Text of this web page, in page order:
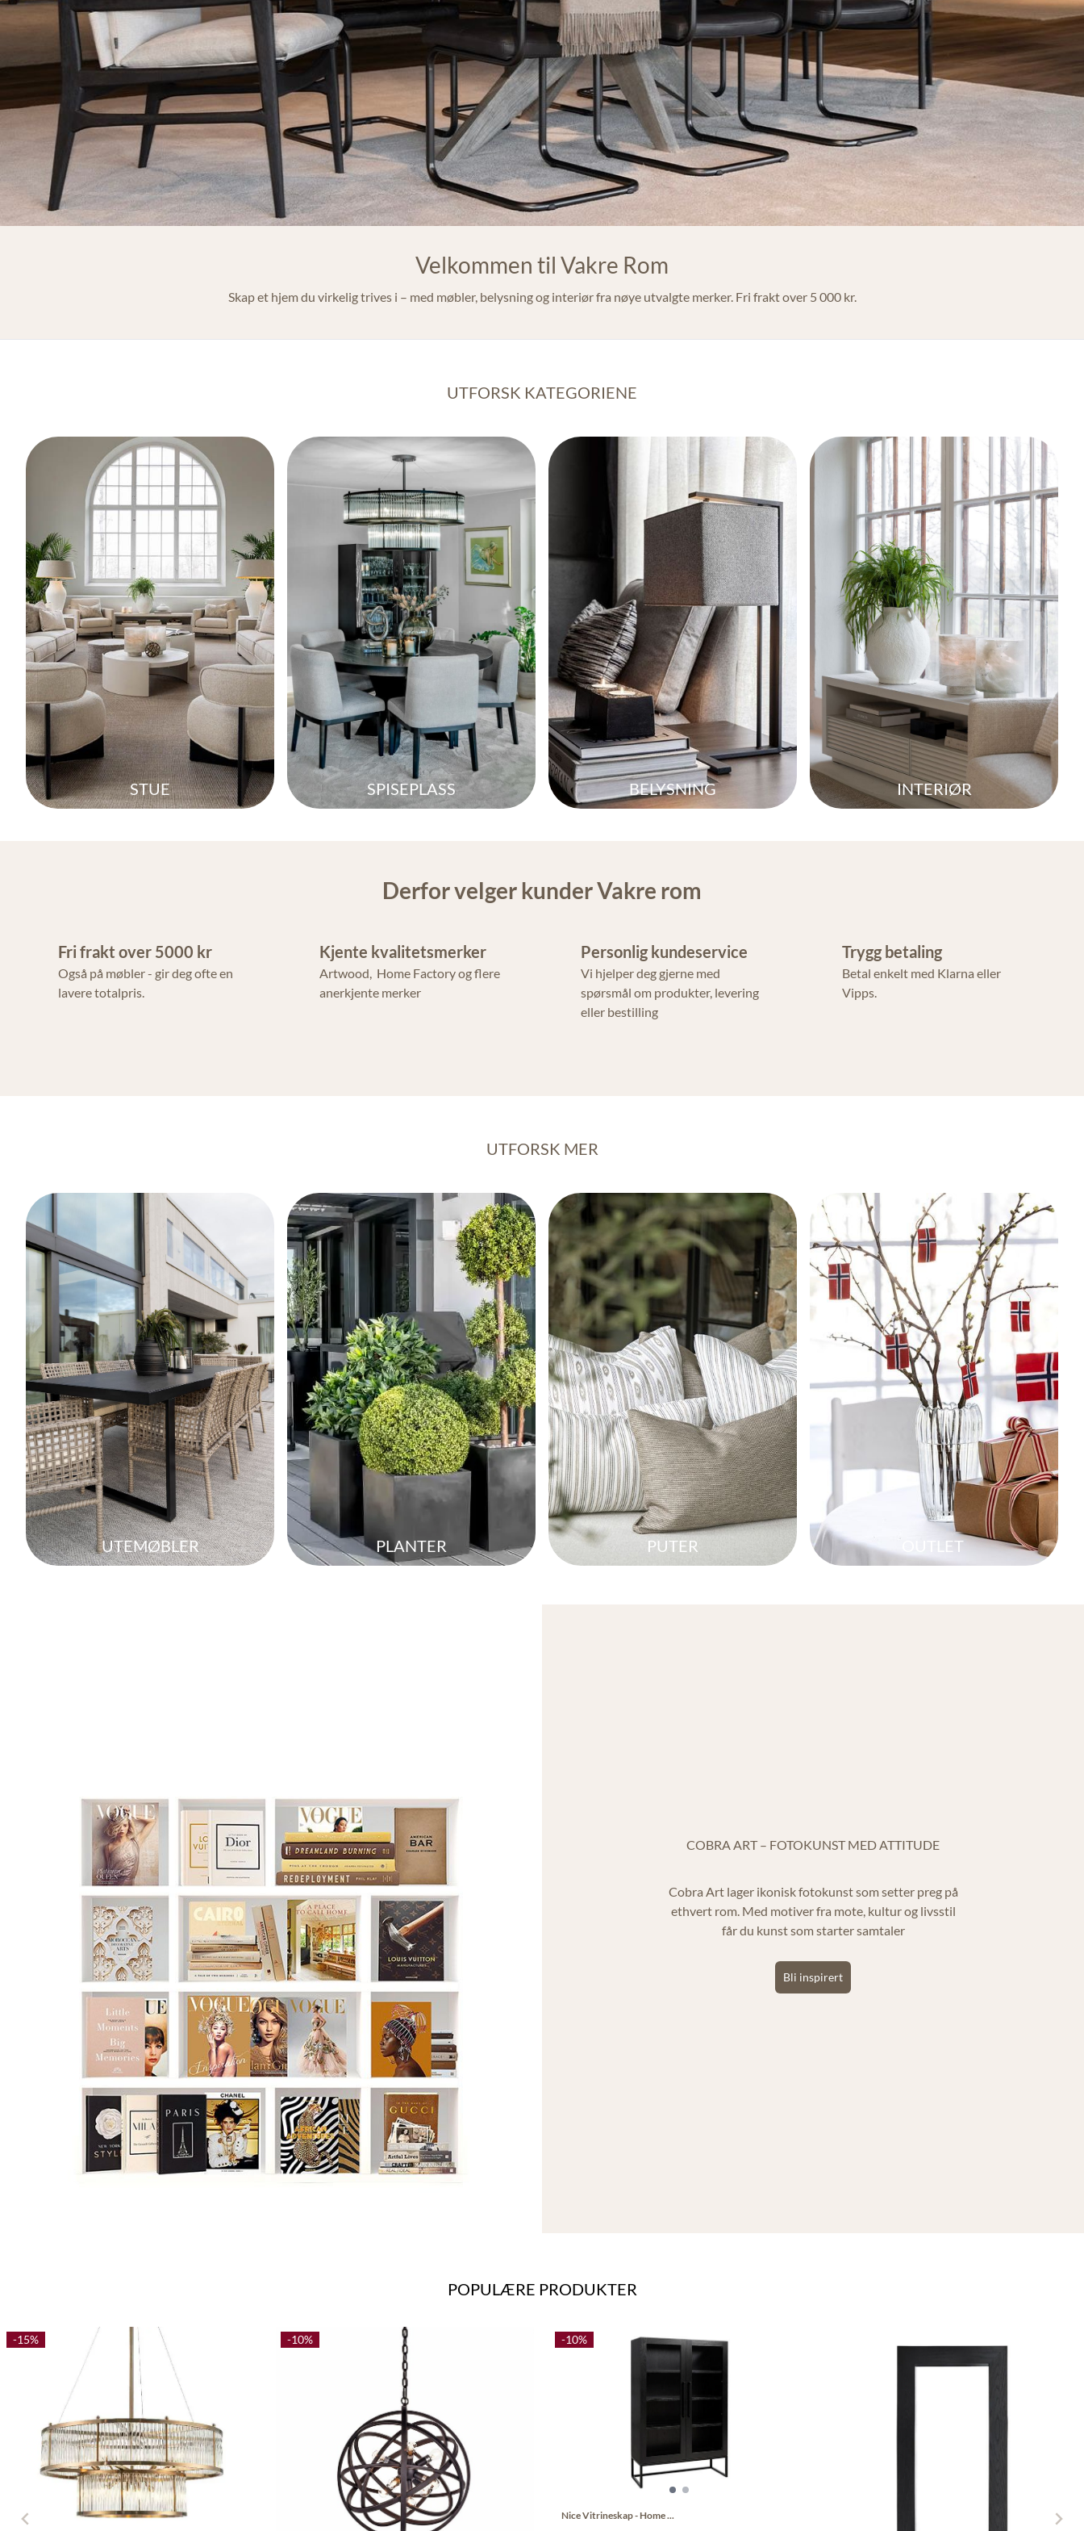
Velkommen til Vakre Rom
Skap et hjem du virkelig trives i – med møbler, belysning og interiør fra nøye utvalgte merker. Fri frakt over 5 000 kr.
UTFORSK KATEGORIENE
STUE SPISEPLASS BELYSNING INTERIØR
Derfor velger kunder Vakre rom
Fri frakt over 5000 kr
Også på møbler - gir deg ofte en
lavere totalpris.
Kjente kvalitetsmerker
Artwood, Home Factory og flere
anerkjente merker
Personlig kundeservice
Vi hjelper deg gjerne med
spørsmål om produkter, levering
eller bestilling
Trygg betaling
Betal enkelt med Klarna eller
Vipps.
UTFORSK MER
UTEMØBLER PLANTER PUTER OUTLET
COBRA ART – FOTOKUNST MED ATTITUDE
Cobra Art lager ikonisk fotokunst som setter preg på
ethvert rom. Med motiver fra mote, kultur og livsstil
får du kunst som starter samtaler
Bli inspirert
POPULÆRE PRODUKTER
-15% -10% -10%
Nice Vitrineskap - Home ...